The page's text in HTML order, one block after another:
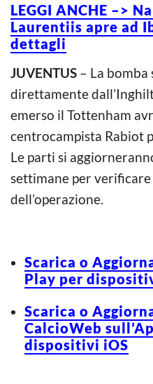
LEGGI ANCHE –>
Laurentiis apre ad
dettagli
JUVENTUS – La
direttamente
emerso il Tottenham
centrocampista Rabiot
Le parti si
settimane per
dell’operazione.
Scarica o
Play per
Scarica o
CalcioWeb
dispositivi iOS